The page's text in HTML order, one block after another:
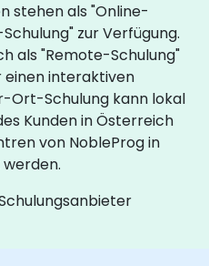
stehen als "Online-
zur Verfügung.
als "Remote-Schulung"
interaktiven
Ort-Schulung kann lokal
Kunden in Österreich
von NobleProg in